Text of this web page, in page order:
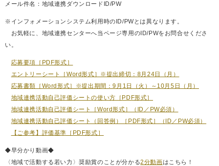
メール件名：地域連携ダウンロードID/PW
※インフォメーションシステム利用時のID/PWとは異なります。
お気軽に、地域連携センターへ当ページ専用のID/PWをお問合せくださ
い。
応募要項［PDF形式］
エントリーシート［Word形式］※提出締切：8月24日（月）
応募書類［Word形式］※提出期間：9月1日（火）～10月5日（月）
地域連携活動自己評価シートの使い方［PDF形式］
地域連携活動自己評価シート［Word形式］（ID／PW必須）
地域連携活動自己評価シート（回答例）［PDF形式］（ID／PW必須）
【ご参考】評価基準［PDF形式］
◆早分かり動画◆
〈地域で活動する若い力〉奨励賞のことが分かる2分動画はこちら！